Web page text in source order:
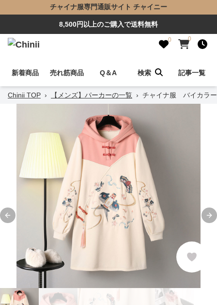
チャイナ服専門通販サイト チャイニー
8,500円以上のご購入で送料無料
0 0
新着商品 売れ筋商品 Q＆A 検索 記事一覧
Chinii TOP › 【メンズ】パーカーの一覧 › チャイナ服 バイカラー
Previous slide